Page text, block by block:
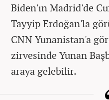
Biden'ın Madrid'de
Tayyip Erdoğan'la
CNN Yunanistan'a
zirvesinde Yunan
araya gelebilir.